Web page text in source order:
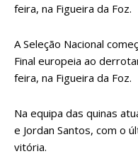
feira, na Figueira da Foz.
A Seleção Nacional
Final europeia ao
feira, na Figueira da Foz.
Na equipa das quinas
e Jordan Santos, com o
vitória.